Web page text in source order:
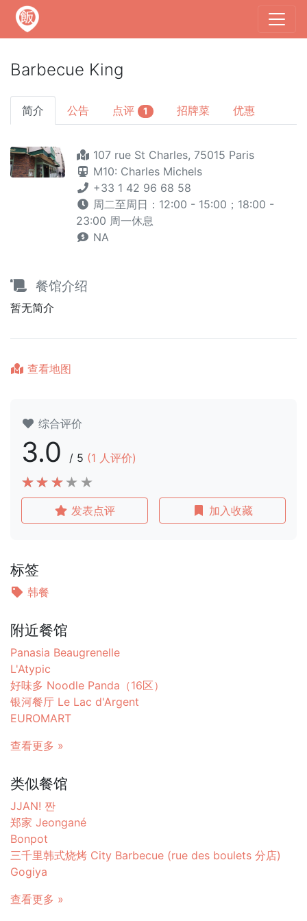
Barbecue King
简介 公告 点评 1 招牌菜 优惠
107 rue St Charles, 75015 Paris
M10: Charles Michels
+33 1 42 96 68 58
周二至周日：12:00 - 15:00；18:00 -
23:00 周一休息
NA
餐馆介绍
暂无简介
查看地图
综合评价
3.0 / 5 (1 人评价)
发表点评 加入收藏
标签
韩餐
附近餐馆
Panasia Beaugrenelle
L'Atypic
好味多 Noodle Panda（16区）
银河餐厅 Le Lac d'Argent
EUROMART
查看更多 »
类似餐馆
JJAN! 짠
郑家 Jeongané
Bonpot
三千里韩式烧烤 City Barbecue (rue des boulets 分店)
Gogiya
查看更多 »